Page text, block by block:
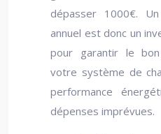
dépasser 1000€.
annuel est donc un
pour garantir le
votre système de
performance
dépenses imprévues.